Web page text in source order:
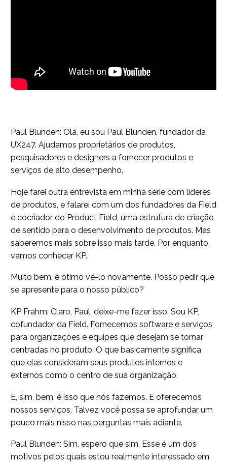
Paul Blunden: Olá, eu sou Paul Blunden, fundador da
UX247. Ajudamos proprietários de produtos,
pesquisadores e designers a fornecer produtos e
serviços de alto desempenho.
Hoje farei outra entrevista em minha série com líderes
de produtos, e falarei com um dos fundadores da Field
e cocriador do Product Field, uma estrutura de criação
de sentido para o desenvolvimento de produtos. Mas
saberemos mais sobre isso mais tarde. Por enquanto,
vamos conhecer KP.
Muito bem, é ótimo vê-lo novamente. Posso pedir que
se apresente para o nosso público?
KP Frahm: Claro, Paul, deixe-me fazer isso. Sou KP,
cofundador da Field. Fornecemos software e serviços
para organizações e equipes que desejam se tornar
centradas no produto. O que basicamente significa
que elas consideram seus produtos internos e
externos como o centro de sua organização.
E, sim, bem, é isso que nós fazemos. E oferecemos
nossos serviços. Talvez você possa se aprofundar um
pouco mais nisso nas perguntas mais adiante.
Paul Blunden: Sim, espero que sim. Esse é um dos
motivos pelos quais estou realmente interessado em